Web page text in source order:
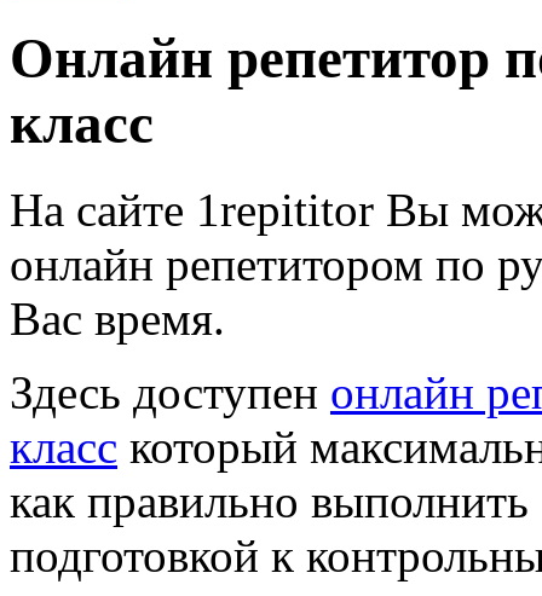
Онлайн репетитор
класс
На сайте 1repititor Вы
онлайн репетитором по
Вас время.
Здесь доступен онлайн
класс который
как правильно
подготовкой к